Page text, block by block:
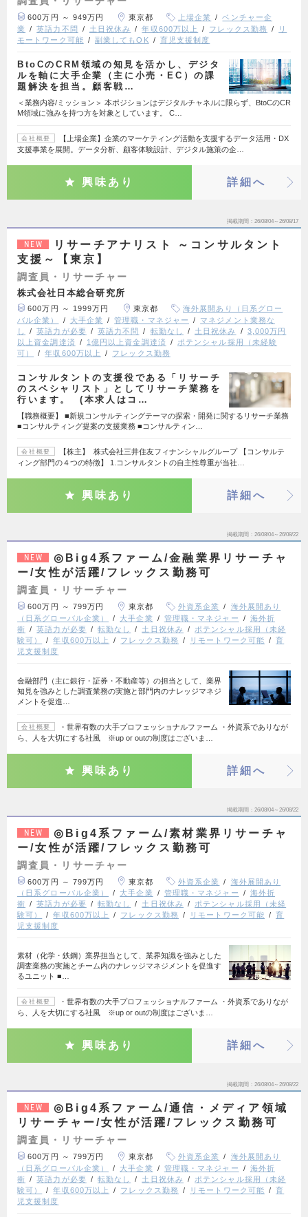
600万円 ～ 949万円 東京都 上場企業
ベンチャー企
業
英語力不問 土日祝休み 年収600万以上 フレックス勤務
リ
モートワーク可能
副業してもOK 育児支援制度
BtoCのCRM領域の知見を活かし、デジタ
ルを軸に大手企業（主に小売・EC）の課
題解決を担当。顧客戦…
＜業務内容/ミッション＞ 本ポジションはデジタルチャネルに限らず、BtoCのCR
M領域に強みを持つ方を対象としています。 C…
会社概要
【上場企業】企業のマーケティング活動を支援するデータ活用・DX
支援事業を展開。データ分析、顧客体験設計、デジタル施策の企…
興味あり 詳細へ
掲載期間 26/08/04～26/08/17
NEW
リサーチアナリスト ～コンサルタント
支援～【東京】
調査員・リサーチャー
株式会社日本総合研究所
600万円 ～ 1999万円 東京都
海外展開あり（日系グロー
バル企業）
大手企業 管理職・マネジャー
マネジメント業務な
し
英語力が必要 英語力不問 転勤なし 土日祝休み
3,000万円
以上資金調達済
1億円以上資金調達済
ポテンシャル採用（未経験
可）
年収600万以上 フレックス勤務
コンサルタントの支援役である「リサーチ
のスペシャリスト」としてリサーチ業務を
行います。 (本求人はコ…
【職務概要】 ■新規コンサルティングテーマの探索・開発に関するリサーチ業務
■コンサルティング提案の支援業務 ■コンサルティン…
会社概要
【株主】 株式会社三井住友フィナンシャルグループ 【コンサルテ
ィング部門の４つの特徴】 1.コンサルタントの自主性尊重が当社…
興味あり 詳細へ
掲載期間 26/08/04～26/08/22
NEW
◎Big4系ファーム/金融業界リサーチャ
ー/女性が活躍/フレックス勤務可
調査員・リサーチャー
600万円 ～ 799万円 東京都 外資系企業
海外展開あり
（日系グローバル企業）
大手企業 管理職・マネジャー
海外折
衝
英語力が必要 転勤なし 土日祝休み
ポテンシャル採用（未経
験可）
年収600万以上 フレックス勤務 リモートワーク可能
育
児支援制度
金融部門（主に銀行・証券・不動産等）の担当として、業界
知見を強みとした調査業務の実施と部門内のナレッジマネジ
メントを促進…
会社概要
・世界有数の大手プロフェッショナルファーム ・外資系でありなが
ら、人を大切にする社風 ※up or outの制度はございま…
興味あり 詳細へ
掲載期間 26/08/04～26/08/22
NEW
◎Big4系ファーム/素材業界リサーチャ
ー/女性が活躍/フレックス勤務可
調査員・リサーチャー
600万円 ～ 799万円 東京都 外資系企業
海外展開あり
（日系グローバル企業）
大手企業 管理職・マネジャー
海外折
衝
英語力が必要 転勤なし 土日祝休み
ポテンシャル採用（未経
験可）
年収600万以上 フレックス勤務 リモートワーク可能
育
児支援制度
素材（化学・鉄鋼）業界担当として、業界知識を強みとした
調査業務の実施とチーム内のナレッジマネジメントを促進す
るユニット ■…
会社概要
・世界有数の大手プロフェッショナルファーム ・外資系でありなが
ら、人を大切にする社風 ※up or outの制度はございま…
興味あり 詳細へ
掲載期間 26/08/04～26/08/22
NEW
◎Big4系ファーム/通信・メディア領域
リサーチャー/女性が活躍/フレックス勤務可
調査員・リサーチャー
600万円 ～ 799万円 東京都 外資系企業
海外展開あり
（日系グローバル企業）
大手企業 管理職・マネジャー
海外折
衝
英語力が必要 転勤なし 土日祝休み
ポテンシャル採用（未経
験可）
年収600万以上 フレックス勤務 リモートワーク可能
育
児支援制度